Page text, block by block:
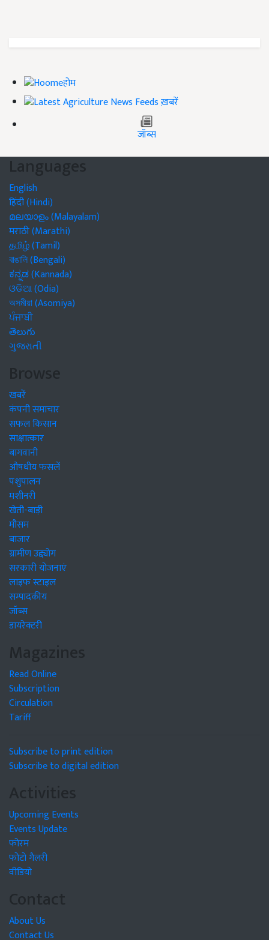
होम
ख़बरें
जॉब्स
Languages
English
हिंदी (Hindi)
മലയാളം (Malayalam)
मराठी (Marathi)
தமிழ் (Tamil)
বাঙালি (Bengali)
ಕನ್ನಡ (Kannada)
ଓଡିଆ (Odia)
অসমীয়া (Asomiya)
ਪੰਜਾਬੀ
తెలుగు
ગુજરાતી
Browse
खबरें
कंपनी समाचार
सफल किसान
साक्षात्कार
बागवानी
औषधीय फसलें
पशुपालन
मशीनरी
खेती-बाड़ी
मौसम
बाजार
ग्रामीण उद्द्योग
सरकारी योजनाएं
लाइफ स्टाइल
सम्पादकीय
जॉब्स
डायरेक्टरी
Magazines
Read Online
Subscription
Circulation
Tariff
Subscribe to print edition
Subscribe to digital edition
Activities
Upcoming Events
Events Update
फोरम
फोटो गैलरी
वीडियो
Contact
About Us
Contact Us